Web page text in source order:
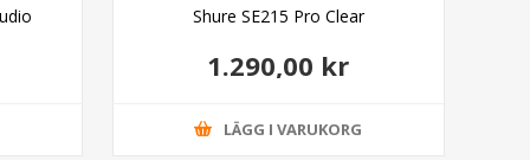
Shure SE215 Pro Clear
1.290,00 kr
LÄGG I VARUKORG